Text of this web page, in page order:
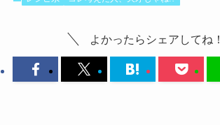
よかったらシェアしてね！